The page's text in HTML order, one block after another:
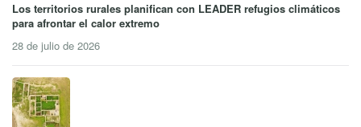
Los territorios rurales planifican con LEADER refugios climáticos
para afrontar el calor extremo
28 de julio de 2026